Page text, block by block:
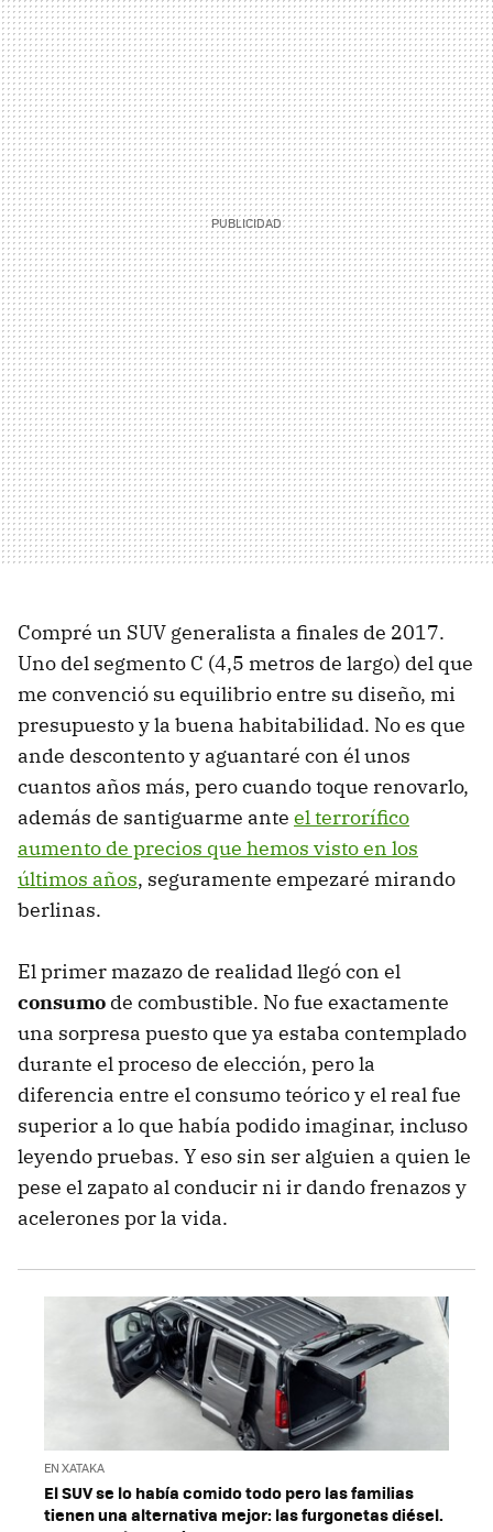
Compré un SUV generalista a finales de 2017.
Uno del segmento C (4,5 metros de largo) del que
me convenció su equilibrio entre su diseño, mi
presupuesto y la buena habitabilidad. No es que
ande descontento y aguantaré con él unos
cuantos años más, pero cuando toque renovarlo,
además de santiguarme ante el terrorífico
aumento de precios que hemos visto en los
últimos años, seguramente empezaré mirando
berlinas.
El primer mazazo de realidad llegó con el
consumo de combustible. No fue exactamente
una sorpresa puesto que ya estaba contemplado
durante el proceso de elección, pero la
diferencia entre el consumo teórico y el real fue
superior a lo que había podido imaginar, incluso
leyendo pruebas. Y eso sin ser alguien a quien le
pese el zapato al conducir ni ir dando frenazos y
acelerones por la vida.
EN XATAKA
El SUV se lo había comido todo pero las familias
tienen una alternativa mejor: las furgonetas diésel.